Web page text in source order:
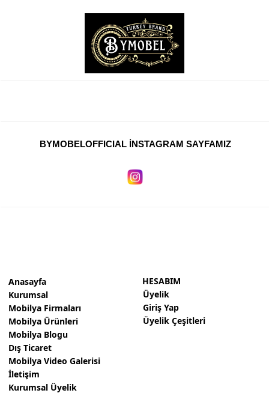
BYMOBELOFFICIAL İNSTAGRAM SAYFAMIZ
Anasayfa
Kurumsal
Mobilya Firmaları
Mobilya Ürünleri
Mobilya Blogu
Dış Ticaret
Mobilya Video Galerisi
İletişim
Kurumsal Üyelik
HESABIM
Üyelik
Giriş Yap
Üyelik Çeşitleri